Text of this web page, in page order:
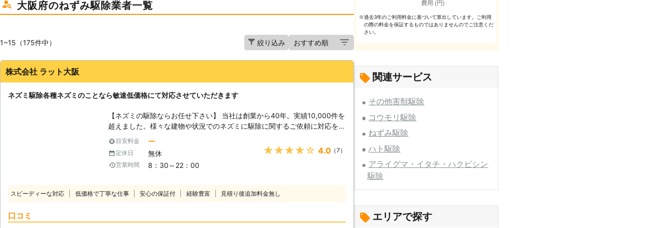
大阪府のねずみ駆除業者一覧
1~15（175件中） 絞り込み
株式会社 ラット大阪
ネズミ駆除各種ネズミのことなら敏速低価格にて対応させていただきます
【ネズミの駆除ならお任せ下さい】 当社は創業から40年。実績10,000件を
超えました。様々な建物や状況でのネズミに駆除に関するご依頼に対応をし
てきたノウハウは、社員間で共有され、サービスの向上に役立っています。
今後も皆様からの増え続ける害虫、害獣のご依頼に付いて、皆様からのご相
談を受け付けていきます。 当社の自慢は、現地調査を行い、どこにネズミ
が出ているのかということを調べた上で、適切に駆除できるようにしている
【種類に応じた駆除を行ないます】 クマネズミ、ドブネズミ、ハツカネズ
ミなど、様々なネズミに対応をすることが可能です。 大した違いが無いよ
が活発なクマネズミ、泳ぎが得意なドブネズミ、小さい体でどこにでも入り
目安料金 ー
定休日 無休
営業時間 8：30～22：00
★★★★★ 4.0（7）
スピーディーな対応 低価格で丁寧な仕事 安心の保証付 経験豊富 見積り後追加料金無し
口コミ
※過去3年のご利⽤料⾦に基づいて算出しています。ご利⽤
の際の料⾦を保証するものではありませんのでご注意くだ
さい。
関連サービス
その他害獣駆除
コウモリ駆除
ねずみ駆除
ハト駆除
アライグマ・イタチ・ハクビシン
駆除
エリアで探す